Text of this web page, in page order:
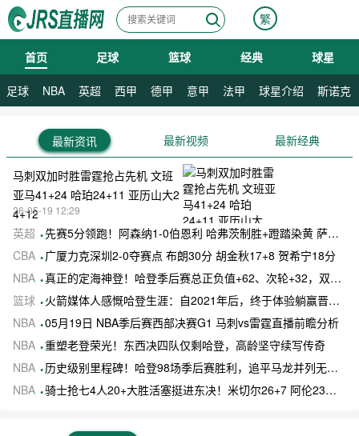
繁
首页 足球 篮球 经典 球星
足球 NBA 英超 西甲 德甲 意甲 法甲 球星介绍 斯诺克
最新资讯 最新视频 最新经典
马刺双加时胜雷霆抢占先机 文班
亚马41+24 哈珀24+11 亚历山大2
4+12
26-05-19 12:29
英超
先赛5分领跑！阿森纳1-0伯恩利 哈弗茨制胜+蹬踏染黄 萨卡献助攻
CBA
广厦力克深圳2-0夺赛点 布朗30分 胡金秋17+8 贺希宁18分
NBA 真正的定海神登！哈登季后赛总正负值+62、次轮+32，双数据领跑骑士全队
篮球
火箭媒体人感慨哈登生涯：自2021年后，终于体验躺赢晋级滋味
NBA 05月19日 NBA季后赛西部决赛G1 马刺vs雷霆直播前瞻分析
NBA 重塑老登荣光！东西决四队仅剩哈登，高龄坚守续写传奇
NBA
历史级别里程碑！哈登98场季后赛胜利，追平马龙并列无冠球员历史第一
NBA 骑士抢七4人20+大胜活塞挺进东决！米切尔26+7 阿伦23分 梅里尔23分 詹金斯17分
08月09日 星期日